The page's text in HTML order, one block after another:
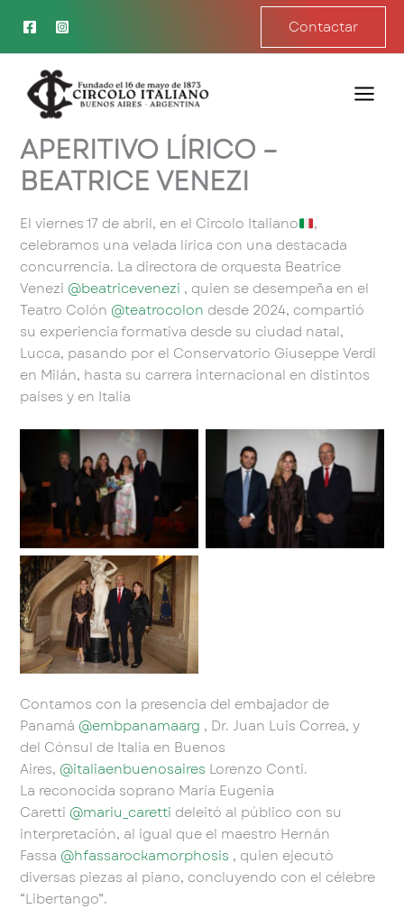
contenido
Contactar
APERITIVO LÍRICO –
BEATRICE VENEZI
El viernes 17 de abril, en el Circolo Italiano
,
celebramos una velada lírica con una destacada
concurrencia. La directora de orquesta Beatrice
Venezi @beatricevenezi , quien se desempeña en el
Teatro Colón @teatrocolon desde 2024, compartió
su experiencia formativa desde su ciudad natal,
Lucca, pasando por el Conservatorio Giuseppe Verdi
en Milán, hasta su carrera internacional en distintos
países y en Italia
Sin leyenda Sin leyenda
Sin leyenda
Contamos con la presencia del embajador de
Panamá @embpanamaarg , Dr. Juan Luis Correa, y
del Cónsul de Italia en Buenos
Aires, @italiaenbuenosaires Lorenzo Conti.
La reconocida soprano María Eugenia
Caretti @mariu_caretti deleitó al público con su
interpretación, al igual que el maestro Hernán
Fassa @hfassarockamorphosis , quien ejecutó
diversas piezas al piano, concluyendo con el célebre
“Libertango”.